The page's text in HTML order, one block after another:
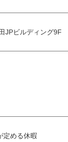
JPビルディング9F
定める休暇